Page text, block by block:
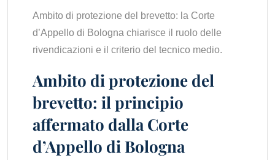
Ambito di protezione del brevetto: la Corte
d’Appello di Bologna chiarisce il ruolo delle
rivendicazioni e il criterio del tecnico medio.
Ambito di protezione del
brevetto: il principio
affermato dalla Corte
d’Appello di Bologna